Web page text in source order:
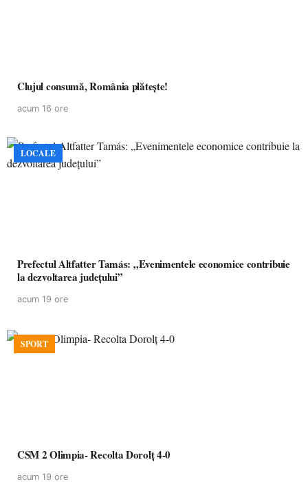
Clujul consumă, România plătește!
acum 16 ore
LOCALE
Prefectul Altfatter Tamás: „Evenimentele economice contribuie
la dezvoltarea județului”
acum 19 ore
SPORT
CSM 2 Olimpia- Recolta Dorolț 4-0
acum 19 ore